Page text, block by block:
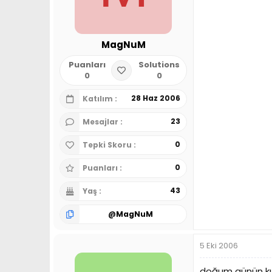
MagNuM
Puanları
0
Solutions
0
Katılım 28 Haz 2006
Mesajlar 23
Tepki Skoru 0
Puanları 0
Yaş 43
@MagNuM
5 Eki 2006